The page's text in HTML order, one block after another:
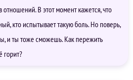
В этот момент кажется, что
кто испытывает такую боль. Но поверь,
и ты тоже сможешь. Как пережить
горит?